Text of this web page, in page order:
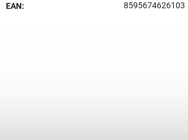
EAN: 8595674626103